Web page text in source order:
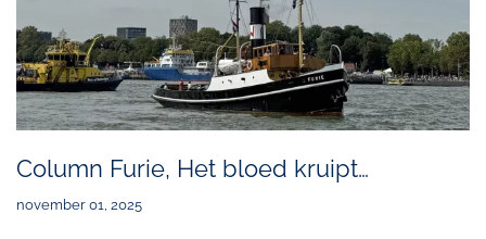
Column Furie, Het bloed kruipt…
november 01, 2025